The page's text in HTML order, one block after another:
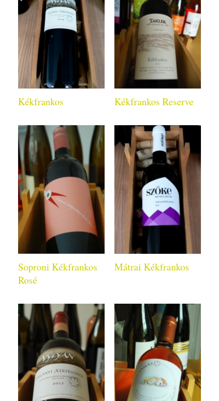
Kékfrankos Kékfrankos Reserve
Soproni Kékfrankos
Rosé
Mátrai Kékfrankos